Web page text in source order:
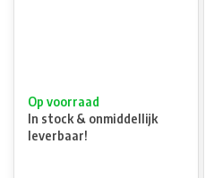
Op voorraad
In stock & onmiddellijk
leverbaar!